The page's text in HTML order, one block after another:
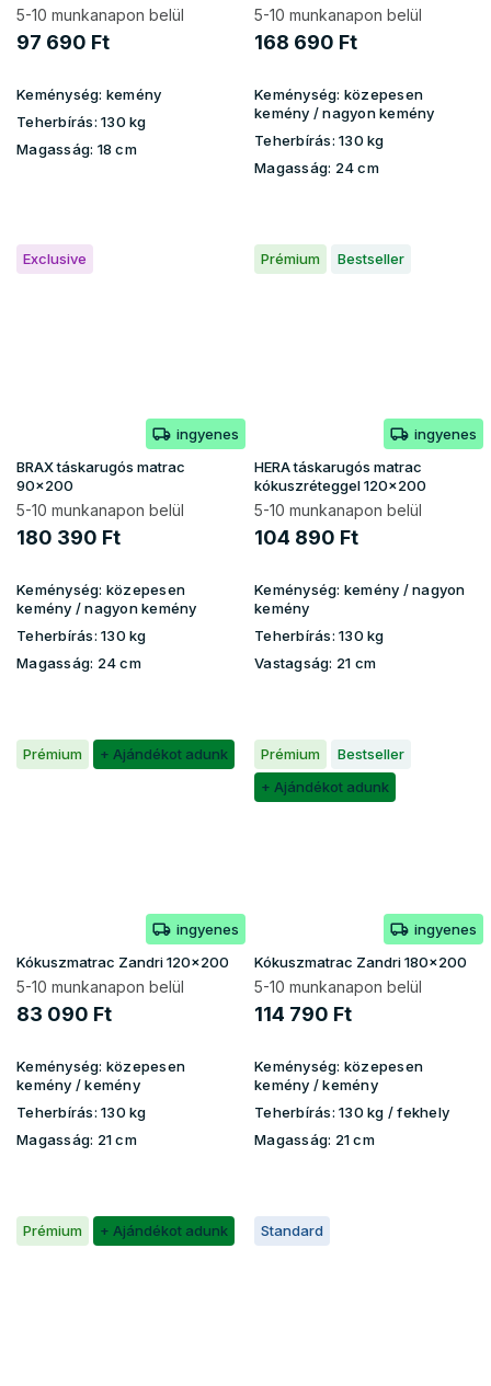
5-10 munkanapon belül
97 690 Ft
Keménység: kemény
Teherbírás: 130 kg
Magasság: 18 cm
5-10 munkanapon belül
168 690 Ft
Keménység: közepesen
kemény / nagyon kemény
Teherbírás: 130 kg
Magasság: 24 cm
Exclusive
ingyenes
BRAX táskarugós matrac
90x200
5-10 munkanapon belül
180 390 Ft
Keménység: közepesen
kemény / nagyon kemény
Teherbírás: 130 kg
Magasság: 24 cm
Prémium Bestseller
ingyenes
HERA táskarugós matrac
kókuszréteggel 120x200
5-10 munkanapon belül
104 890 Ft
Keménység: kemény / nagyon
kemény
Teherbírás: 130 kg
Vastagság: 21 cm
Prémium + Ajándékot adunk
ingyenes
Kókuszmatrac Zandri 120x200
5-10 munkanapon belül
83 090 Ft
Keménység: közepesen
kemény / kemény
Teherbírás: 130 kg
Magasság: 21 cm
Prémium
Bestseller
+ Ajándékot adunk
ingyenes
Kókuszmatrac Zandri 180x200
5-10 munkanapon belül
114 790 Ft
Keménység: közepesen
kemény / kemény
Teherbírás: 130 kg ​​​​/ fekhely
Magasság: 21 cm
Prémium + Ajándékot adunk Standard